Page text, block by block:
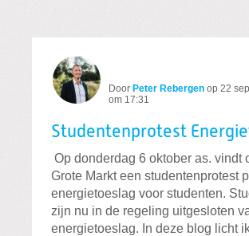
Door Peter Rebergen op 22
om 17:31
Studentenprotest
Op donderdag 6 oktober as. vindt
Grote Markt een studentenprotest
energietoeslag voor studenten.
zijn nu in de regeling uitgesloten
energietoeslag. In deze blog licht